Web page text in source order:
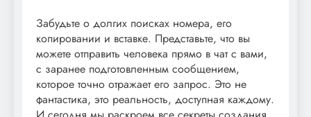
Забудьте о долгих поисках номера, его
копировании и вставке. Представьте, что вы
можете отправить человека прямо в чат с вами,
с заранее подготовленным сообщением,
которое точно отражает его запрос. Это не
фантастика, это реальность, доступная каждому.